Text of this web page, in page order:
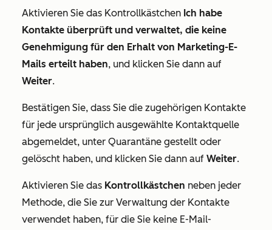
Aktivieren Sie das Kontrollkästchen Ich habe
Kontakte überprüft und verwaltet, die keine
Genehmigung für den Erhalt von Marketing-E-
Mails erteilt haben, und klicken Sie dann auf
Weiter.
Bestätigen Sie, dass Sie die zugehörigen Kontakte
für jede ursprünglich ausgewählte Kontaktquelle
abgemeldet, unter Quarantäne gestellt oder
gelöscht haben, und klicken Sie dann auf Weiter.
Aktivieren Sie das Kontrollkästchen neben jeder
Methode, die Sie zur Verwaltung der Kontakte
verwendet haben, für die Sie keine E-Mail-